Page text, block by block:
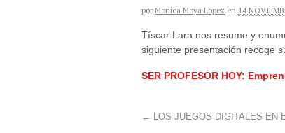
por Monica Moya Lopez en 14
Tíscar Lara nos resume y
siguiente presentación recoge
SER PROFESOR HOY:
← LOS JUEGOS DIGITALES EN